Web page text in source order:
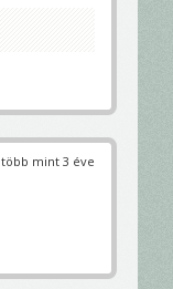
több mint 3 éve